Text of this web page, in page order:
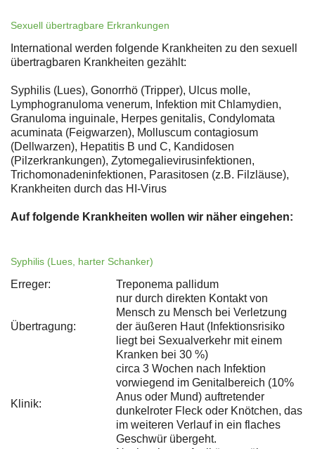
Sexuell übertragbare Erkrankungen
International werden folgende Krankheiten zu den sexuell
übertragbaren Krankheiten gezählt:
Syphilis (Lues), Gonorrhö (Tripper), Ulcus molle,
Lymphogranuloma venerum, Infektion mit Chlamydien,
Granuloma inguinale, Herpes genitalis, Condylomata
acuminata (Feigwarzen), Molluscum contagiosum
(Dellwarzen), Hepatitis B und C, Kandidosen
(Pilzerkrankungen), Zytomegalievirusinfektionen,
Trichomonadeninfektionen, Parasitosen (z.B. Filzläuse),
Krankheiten durch das HI-Virus
Auf folgende Krankheiten wollen wir näher eingehen:
Syphilis (Lues, harter Schanker)
Erreger: Treponema pallidum
Übertragung:
nur durch direkten Kontakt von
Mensch zu Mensch bei Verletzung
der äußeren Haut (Infektionsrisiko
liegt bei Sexualverkehr mit einem
Kranken bei 30 %)
Klinik:
circa 3 Wochen nach Infektion
vorwiegend im Genitalbereich (10%
Anus oder Mund) auftretender
dunkelroter Fleck oder Knötchen, das
im weiteren Verlauf in ein flaches
Geschwür übergeht.